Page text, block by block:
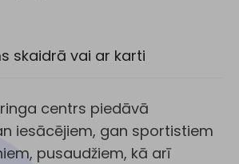
skaidrā vai ar karti
centrs piedāvā
iesācējiem, gan sportistiem
pusaudžiem, kā arī